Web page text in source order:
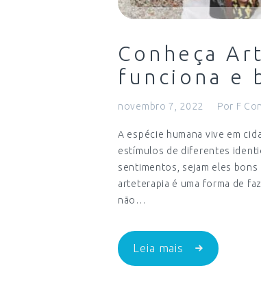
Conheça
funciona e
novembro 7, 2022 Por F
A espécie humana vive em
estímulos de diferentes
sentimentos, sejam eles
arteterapia é uma forma de
não…
Leia mais